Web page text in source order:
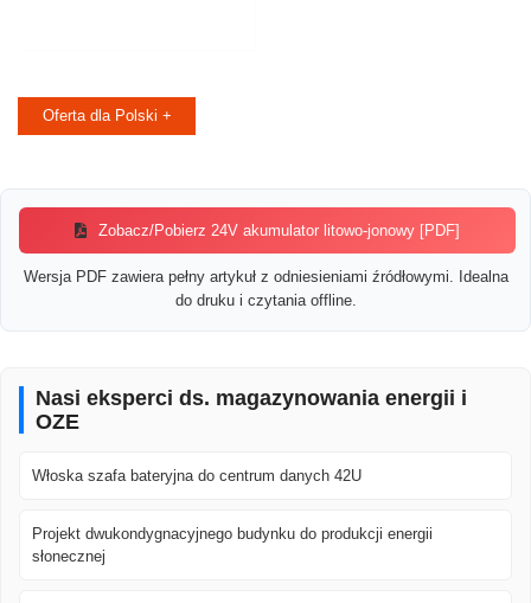
Oferta dla Polski +
Zobacz/Pobierz 24V akumulator litowo-jonowy [PDF]
Wersja PDF zawiera pełny artykuł z odniesieniami źródłowymi. Idealna
do druku i czytania offline.
Nasi eksperci ds. magazynowania energii i
OZE
Włoska szafa bateryjna do centrum danych 42U
Projekt dwukondygnacyjnego budynku do produkcji energii
słonecznej